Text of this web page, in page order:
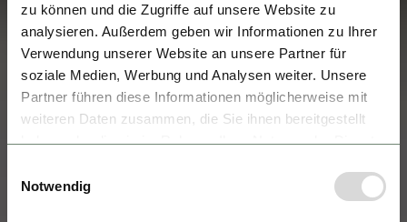
zu können und die Zugriffe auf unsere Website zu
analysieren. Außerdem geben wir Informationen zu Ihrer
Verwendung unserer Website an unsere Partner für
soziale Medien, Werbung und Analysen weiter. Unsere
Partner führen diese Informationen möglicherweise mit
weiteren Daten zusammen, die Sie ihnen bereitgestellt
haben oder die sie im Rahmen Ihrer Nutzung der Dienste
Notwendig